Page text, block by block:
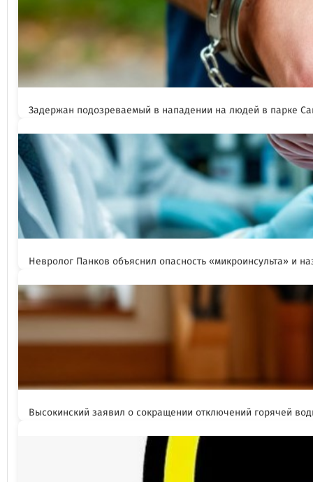
Задержан подозреваемый в нападении на людей в парке
Невролог Панков объяснил опасность «микроинсульта» и
Высокинский заявил о сокращении отключений горячей